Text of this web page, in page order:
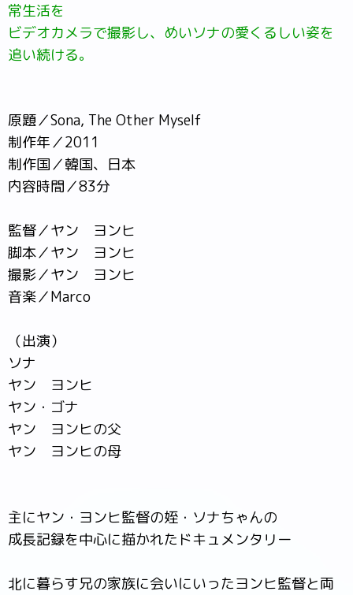
常生活を
ビデオカメラで撮影し、めいソナの愛くるしい姿を
追い続ける。
原題／Sona, The Other Myself
制作年／2011
制作国／韓国、日本
内容時間／83分
監督／ヤン ヨンヒ
脚本／ヤン ヨンヒ
撮影／ヤン ヨンヒ
音楽／Marco
（出演）
ソナ
ヤン ヨンヒ
ヤン・ゴナ
ヤン ヨンヒの父
ヤン ヨンヒの母
主にヤン・ヨンヒ監督の姪・ソナちゃんの
成長記録を中心に描かれたドキュメンタリー
北に暮らす兄の家族に会いにいったヨンヒ監督と両